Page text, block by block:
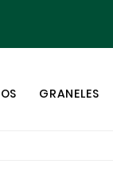
GRANELES